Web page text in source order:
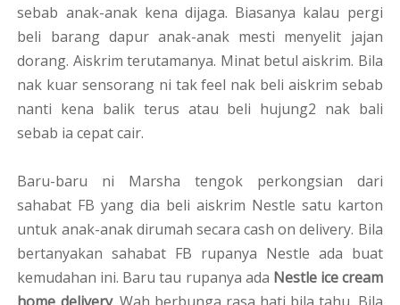
sebab anak-anak kena dijaga. Biasanya kalau pergi
beli barang dapur anak-anak mesti menyelit jajan
dorang. Aiskrim terutamanya. Minat betul aiskrim. Bila
nak kuar sensorang ni tak feel nak beli aiskrim sebab
nanti kena balik terus atau beli hujung2 nak bali
sebab ia cepat cair.
Baru-baru ni Marsha tengok perkongsian dari
sahabat FB yang dia beli aiskrim Nestle satu karton
untuk anak-anak dirumah secara cash on delivery. Bila
bertanyakan sahabat FB rupanya Nestle ada buat
kemudahan ini. Baru tau rupanya ada Nestle ice cream